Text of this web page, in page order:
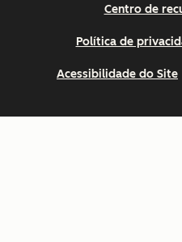
Centro de
Política de
Acessibilidade do Site